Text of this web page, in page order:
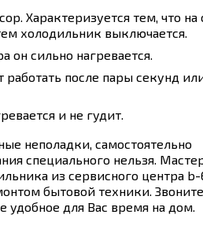
Характеризуется тем, что на
холодильник выключается.
он сильно нагревается.
работать после пары секунд
и не гудит.
неполадки, самостоятельно
специального нельзя.
из сервисного центра
бытовой техники.
удобное для Вас время на дом.